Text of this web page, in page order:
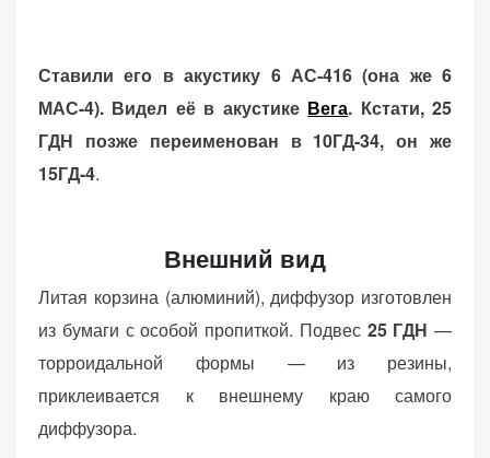
Ставили его в акустику 6 АС-416 (она же 6
МАС-4). Видел её в акустике Вега. Кстати, 25
ГДН позже переименован в 10ГД-34, он же
15ГД-4.
Внешний вид
Литая корзина (алюминий), диффузор изготовлен
из бумаги с особой пропиткой. Подвес 25 ГДН —
торроидальной формы — из резины,
приклеивается к внешнему краю самого
диффузора.
Обеспечивают
работу сайта. Если
вы откажетесь от
использования
этих файлов
Статистические
(аналитика)
Анализируют
посещаемость
(Яндекс.Метрика).